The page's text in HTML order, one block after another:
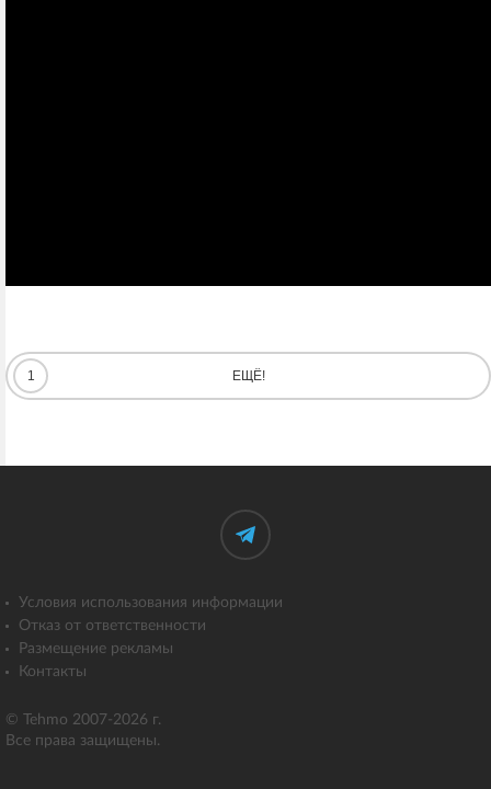
1 ЕЩЁ!
© Tehmo 2007-2026 г.
Все права защищены.
Условия использования информации
Отказ от ответственности
Размещение рекламы
Контакты